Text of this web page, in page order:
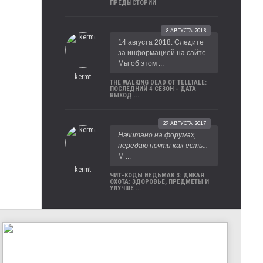
ПРЕДЫСТОРИИ
kermt
8 АВГУСТА 2018
14 августа 2018. Следите
за информацией на сайте.
Мы об этом ...
THE WALKING DEAD ОТ TELLTALE:
ПОСЛЕДНИЙ 4 СЕЗОН - ДАТА
ВЫХОД ...
kermt
29 АВГУСТА 2017
Начитано на форумах,
передаю почти как есть...
М ...
ЧИТ-КОДЫ ВЕДЬМАК 3: ДИКАЯ
ОХОТА: ЗДОРОВЬЕ, ПРЕДМЕТЫ И
УЛУЧШЕ ...